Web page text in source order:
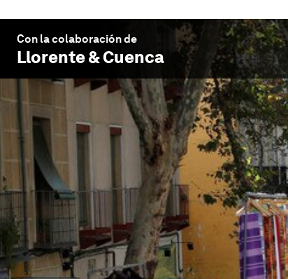
Con la colaboración de
Llorente & Cuenca